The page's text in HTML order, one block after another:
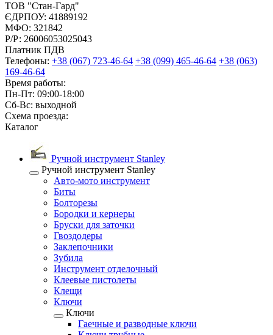
ТОВ "Стан-Гард"
ЄДРПОУ: 41889192
МФО: 321842
Р/Р: 26006053025043
Платник ПДВ
Телефоны: +38 (067) 723-46-64 +38 (099) 465-46-64 +38 (063)
169-46-64
Время работы:
Пн-Пт: 09:00-18:00
Сб-Вс: выходной
Схема проезда:
Каталог
Ручной инструмент Stanley
Ручной инструмент Stanley
Авто-мото инструмент
Биты
Болторезы
Бородки и кернеры
Бруски для заточки
Гвоздодеры
Заклепочники
Зубила
Инструмент отделочный
Клеевые пистолеты
Клещи
Ключи
Ключи
Гаечные и разводные ключи